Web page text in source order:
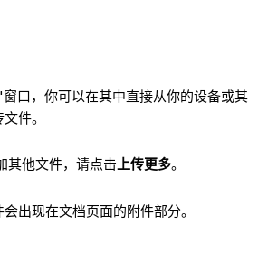
口，你可以在其中直接从你的设备或其
件。
其他文件，请点击上传更多。
出现在文档页面的附件部分。